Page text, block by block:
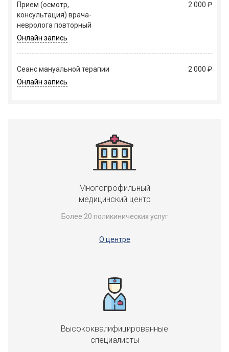
Прием (осмотр,
консультация) врача-
невролога повторный
2 000 ₽
Онлайн запись
Сеанс мануальной терапии
2 000 ₽
Онлайн запись
Многопрофильный
медицинский центр
Более 20 поликинических услуг
О центре
Высококвалифицированные
специалисты